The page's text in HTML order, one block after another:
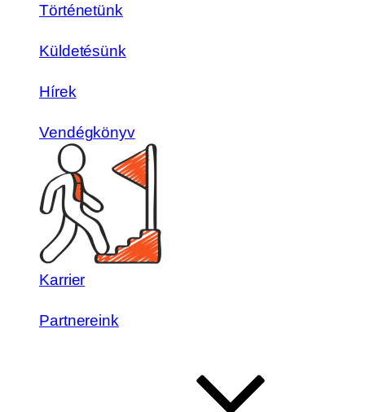
Történetünk
Küldetésünk
Hírek
Vendégkönyv
Karrier
Partnereink